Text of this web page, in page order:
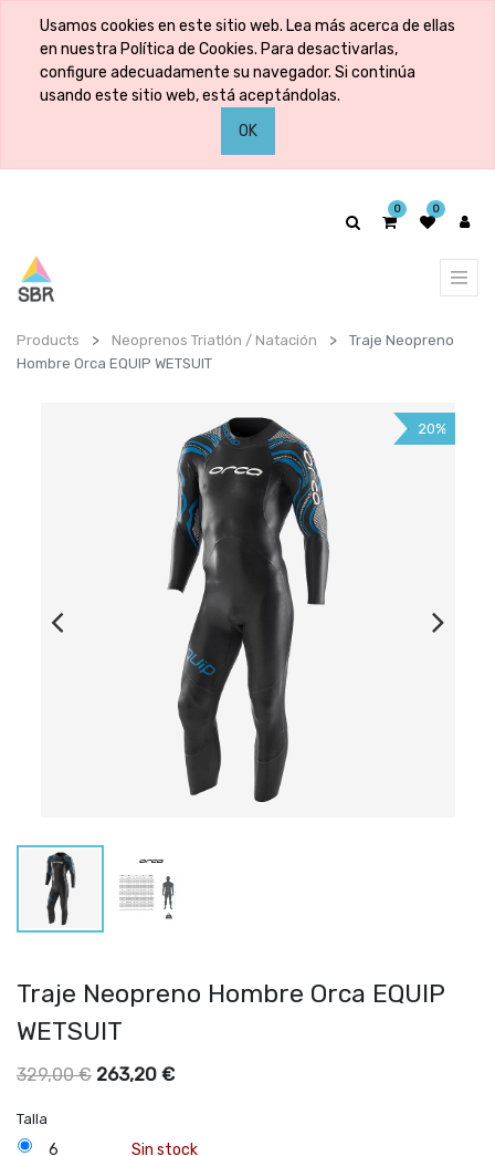
Usamos cookies en este sitio web. Lea más acerca de ellas
en nuestra Política de Cookies. Para desactivarlas,
configure adecuadamente su navegador. Si continúa
usando este sitio web, está aceptándolas.
OK
0 0
Products Neoprenos Triatlón / Natación
Traje Neopreno
Hombre Orca EQUIP WETSUIT
20%
Traje Neopreno Hombre Orca EQUIP
WETSUIT
329,00€ 263,20 €
Talla
6
Sin stock